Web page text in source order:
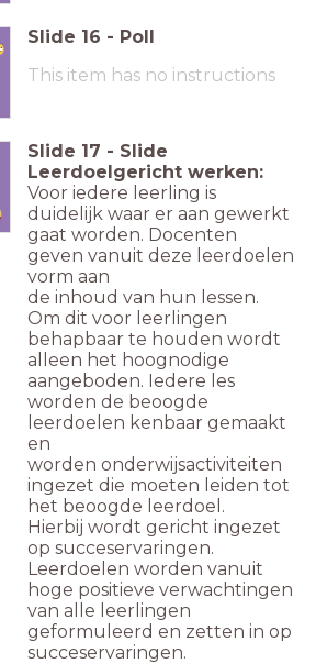
Slide 16 - Poll
This item has no instructions
Slide 17 - Slide
Leerdoelgericht werken:
Voor iedere leerling is
duidelijk waar er aan gewerkt
gaat worden. Docenten
geven vanuit deze leerdoelen
vorm aan
de inhoud van hun lessen.
Om dit voor leerlingen
behapbaar te houden wordt
alleen het hoognodige
aangeboden. Iedere les
worden de beoogde
leerdoelen kenbaar gemaakt
en
worden onderwijsactiviteiten
ingezet die moeten leiden tot
het beoogde leerdoel.
Hierbij wordt gericht ingezet
op succeservaringen.
Leerdoelen worden vanuit
hoge positieve verwachtingen
van alle leerlingen
geformuleerd en zetten in op
succeservaringen.